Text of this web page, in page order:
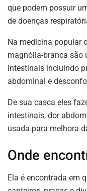
que podem possuir
de doenças
Na medicina popular
magnólia-branca são
intestinais incluindo
abdominal e
De sua casca eles
intestinais, dor
usada para melhora
Onde
Ela é encontrada em